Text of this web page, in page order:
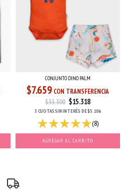
CONJUNTO DINO PALM
$7.659 CON TRANSFERENCIA
$33.300 $15.318
3 CUOTASSIN INTERÉS DE$5.106
(8)
AGREGAR AL CARRITO